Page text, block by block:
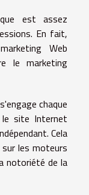
est assez
En fait,
Web
le marketing
chaque
site Internet
Cela
les moteurs
notoriété de la